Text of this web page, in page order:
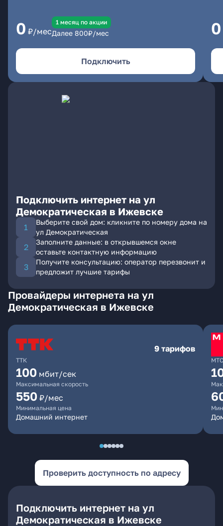
0 ₽/мес
1 месяц по акции
Далее 800₽/мес
Подключить
0
Подключить интернет на ул
Демократическая в Ижевске
Выберите свой дом: кликните по номеру дома на
ул Демократическая
Заполните данные: в открывшемся окне
оставьте контактную информацию
Получите консультацию: оператор перезвонит и
предложит лучшие тарифы
Провайдеры интернета на ул
Демократическая в Ижевске
ТТК
9 тарифов
100 мбит/сек
Максимальная скорость
550 ₽/мес
Минимальная цена
Домашний интернет
МТС
Проверить доступность по адресу
Подключить интернет на ул
Демократическая в Ижевске